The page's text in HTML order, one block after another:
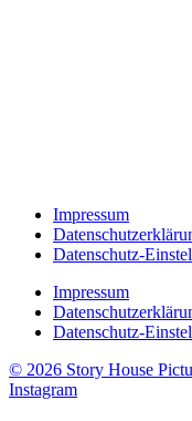
Impressum
Datenschutz-
Impressum
Datenschutz-
© 2026 Story House
Instagram